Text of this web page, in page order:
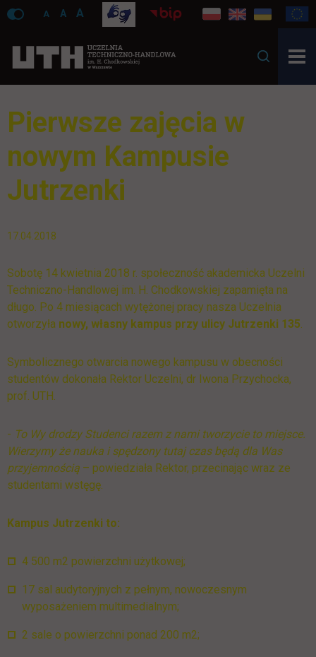
A A A
Pierwsze zajęcia w
nowym Kampusie
Jutrzenki
17.04.2018
Sobotę 14 kwietnia 2018 r. społeczność akademicka Uczelni
Techniczno-Handlowej im. H. Chodkowskiej zapamięta na
długo. Po 4 miesiącach wytężonej pracy nasza Uczelnia
otworzyła nowy, własny kampus przy ulicy Jutrzenki 135.
Symbolicznego otwarcia nowego kampusu w obecności
studentów dokonała Rektor Uczelni, dr Iwona Przychocka,
prof. UTH.
- To Wy drodzy Studenci razem z nami tworzycie to miejsce.
Wierzymy że nauka i spędzony tutaj czas będą dla Was
przyjemnością – powiedziała Rektor, przecinając wraz ze
studentami wstęgę.
Kampus Jutrzenki to:
4 500 m2 powierzchni użytkowej;
17 sal audytoryjnych z pełnym, nowoczesnym
wyposażeniem multimedialnym;
2 sale o powierzchni ponad 200 m2;